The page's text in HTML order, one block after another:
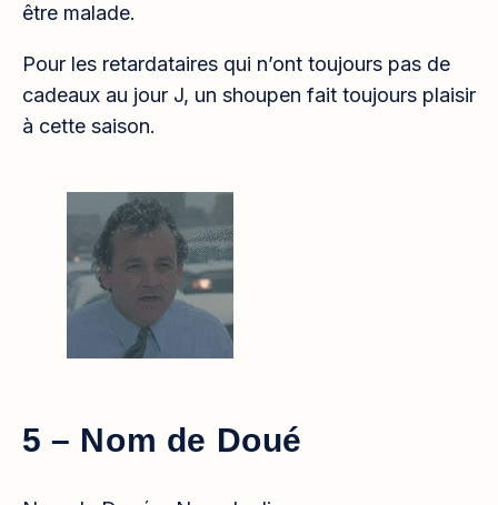
être malade.
Pour les retardataires qui n’ont toujours pas de
cadeaux au jour J, un shoupen fait toujours plaisir
à cette saison.
5 – Nom de Doué